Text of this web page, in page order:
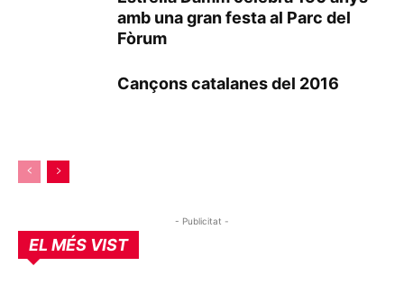
amb una gran festa al Parc del
Fòrum
Cançons catalanes del 2016
- Publicitat -
EL MÉS VIST